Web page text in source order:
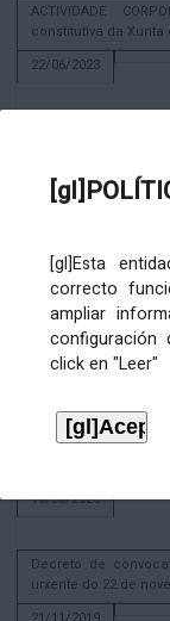
[gl]Esta
correcto
ampliar
configuración
click en "Leer"
ACTIVIDADE
constitutiva da Xunta
22/06/2023
28/12/2020
ACTIVIDADE
ACTIVIDADE
18/06/2020
Decreto de
urxente do 22 de